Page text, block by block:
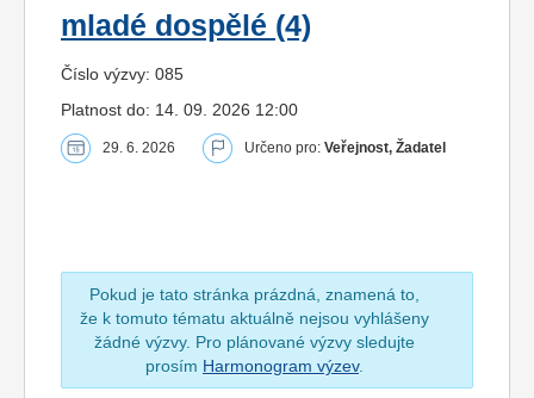
mladé dospělé (4)
Číslo výzvy: 085
Platnost do: 14. 09. 2026 12:00
29. 6. 2026 Určeno pro: Veřejnost, Žadatel
Pokud je tato stránka prázdná, znamená to,
že k tomuto tématu aktuálně nejsou vyhlášeny
žádné výzvy. Pro plánované výzvy sledujte
prosím Harmonogram výzev.